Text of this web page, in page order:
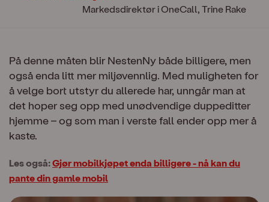
Markedsdirektør i OneCall, Trine Rake
På denne måten blir NestenNy både billigere, men
også enda litt mer miljøvennlig. Med muligheten for
å velge bort utstyr du allerede har, unngår man at
det hoper seg opp med unødvendige duppeditter
hjemme – og som man i verste fall ender opp mer å
kaste.
Les også:Gjør mobilkjøpet enda billigere - nå kan du
pante din gamle mobil